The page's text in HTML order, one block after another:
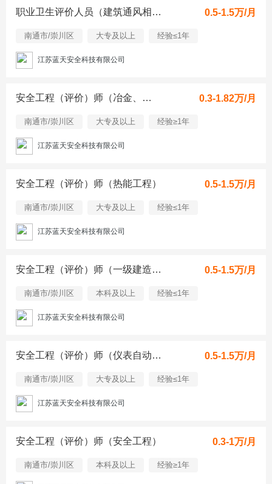
职业卫生评价人员（建筑通风相关） 0.5-1.5万/月
南通市/崇川区 大专及以上 经验≤1年
江苏蓝天安全科技有限公司
安全工程（评价）师（冶金、铸造） 0.3-1.82万/月
南通市/崇川区 大专及以上 经验≥1年
江苏蓝天安全科技有限公司
安全工程（评价）师（热能工程） 0.5-1.5万/月
南通市/崇川区 大专及以上 经验≤1年
江苏蓝天安全科技有限公司
安全工程（评价）师（一级建造师、土木） 0.5-1.5万/月
南通市/崇川区 本科及以上 经验≤1年
江苏蓝天安全科技有限公司
安全工程（评价）师（仪表自动化） 0.5-1.5万/月
南通市/崇川区 大专及以上 经验≤1年
江苏蓝天安全科技有限公司
安全工程（评价）师（安全工程） 0.3-1万/月
南通市/崇川区 本科及以上 经验≥1年